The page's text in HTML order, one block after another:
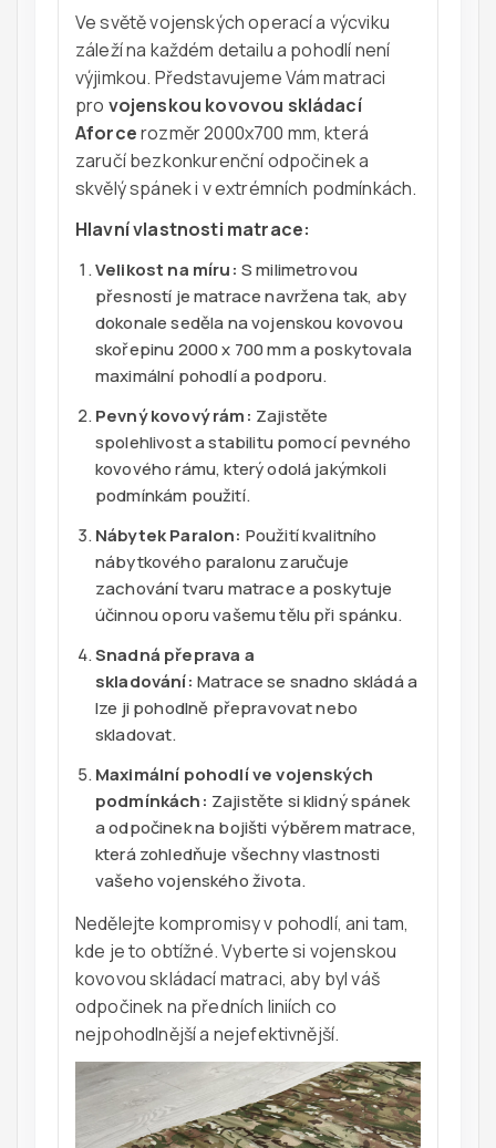
Ve světě vojenských operací a výcviku
záleží na každém detailu a pohodlí není
výjimkou. Představujeme Vám matraci
pro vojenskou kovovou skládací
Aforcerozměr 2000x700 mm, která
zaručí bezkonkurenční odpočinek a
skvělý spánek i v extrémních podmínkách.
Hlavní vlastnosti matrace:
Velikost na míru: S milimetrovou
přesností je matrace navržena tak, aby
dokonale seděla na vojenskou kovovou
skořepinu 2000 x 700 mm a poskytovala
maximální pohodlí a podporu.
Pevný kovový rám: Zajistěte
spolehlivost a stabilitu pomocí pevného
kovového rámu, který odolá jakýmkoli
podmínkám použití.
Nábytek Paralon: Použití kvalitního
nábytkového paralonu zaručuje
zachování tvaru matrace a poskytuje
účinnou oporu vašemu tělu při spánku.
Snadná přeprava a
skladování: Matrace se snadno skládá a
lze ji pohodlně přepravovat nebo
skladovat.
Maximální pohodlí ve vojenských
podmínkách: Zajistěte si klidný spánek
a odpočinek na bojišti výběrem matrace,
která zohledňuje všechny vlastnosti
vašeho vojenského života.
Nedělejte kompromisy v pohodlí, ani tam,
kde je to obtížné. Vyberte si vojenskou
kovovou skládací matraci, aby byl váš
odpočinek na předních liniích co
nejpohodlnější a nejefektivnější.